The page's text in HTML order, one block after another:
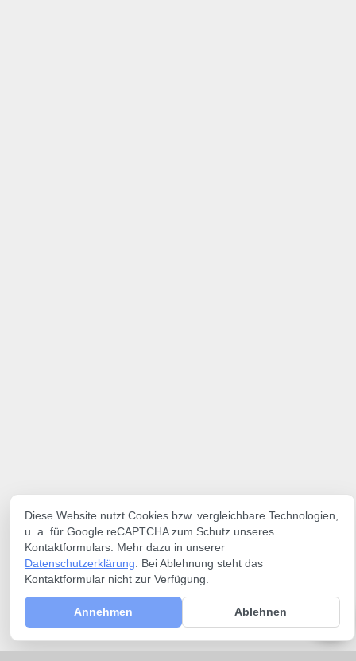
Diese Website nutzt Cookies bzw. vergleichbare Technologien,
u. a. für Google reCAPTCHA zum Schutz unseres
Kontaktformulars. Mehr dazu in unserer
Datenschutzerklärung . Bei Ablehnung steht das
Kontaktformular nicht zur Verfügung.
Annehmen Ablehnen